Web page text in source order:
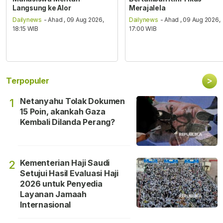
Langsung ke Alor
Dailynews - Ahad , 09 Aug 2026,
18:15 WIB
Merajalela
Dailynews - Ahad , 09 Aug 2026,
17:00 WIB
Terpopuler >
1
Netanyahu Tolak Dokumen
15 Poin, akankah Gaza
Kembali Dilanda Perang?
2 Kementerian Haji Saudi
Setujui Hasil Evaluasi Haji
2026 untuk Penyedia
Layanan Jamaah
Internasional